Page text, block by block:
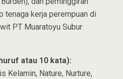
tenaga kerja perempuan di
PT Muaratoyu Subur
atau 10 kata):
Kelamin, Nature, Nurture,